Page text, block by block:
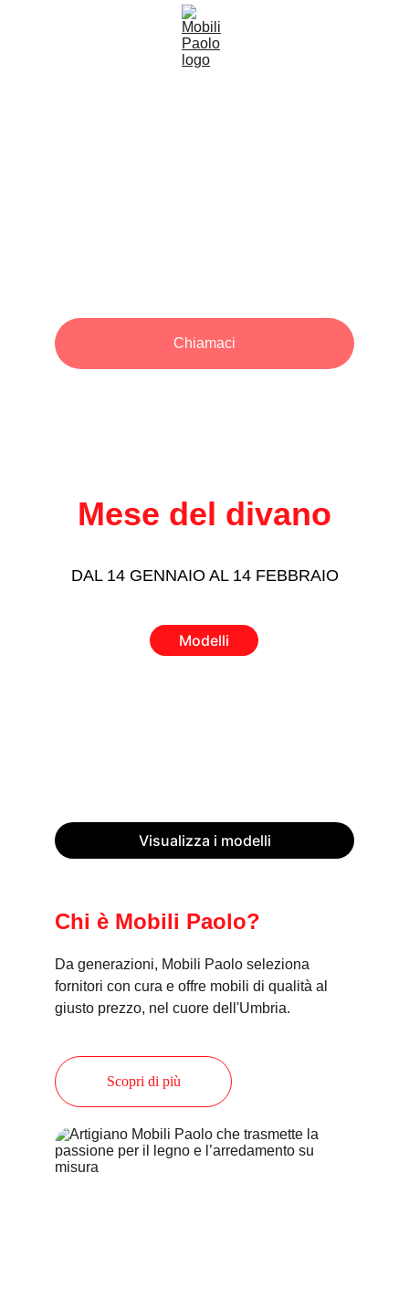
Chiamaci
Mese del divano
DAL 14 GENNAIO AL 14 FEBBRAIO
Modelli
Visualizza i modelli
Chi è Mobili Paolo?
Da generazioni, Mobili Paolo seleziona
fornitori con cura e offre mobili di qualità al
giusto prezzo, nel cuore dell'Umbria.
Scopri di più